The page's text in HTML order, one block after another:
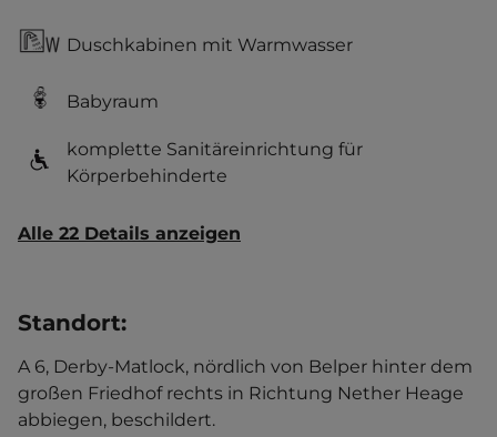
Duschkabinen mit Warmwasser
Babyraum
komplette Sanitäreinrichtung für
Körperbehinderte
Alle 22 Details anzeigen
Standort:
A 6, Derby-Matlock, nördlich von Belper hinter dem
großen Friedhof rechts in Richtung Nether Heage
abbiegen, beschildert.